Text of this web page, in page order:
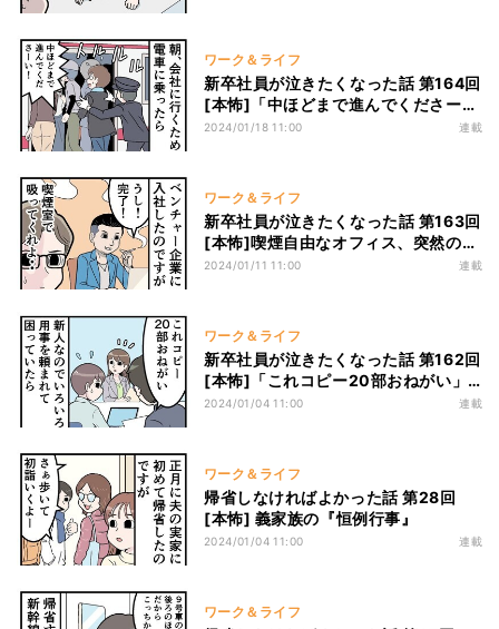
ワーク＆ライフ
新卒社員が泣きたくなった話 第164回
[本怖]「中ほどまで進んでくださー
い!」大混雑の通勤電車で起きた悲劇
2024/01/18 11:00 連載
ワーク＆ライフ
新卒社員が泣きたくなった話 第163回
[本怖]喫煙自由なオフィス、突然の飲
み会etc...入社したベンチャー企業は
2024/01/11 11:00 連載
ワーク＆ライフ
新卒社員が泣きたくなった話 第162回
[本怖]「これコピー20部おねがい」
色々と用事を頼まれあたふたしていた
2024/01/04 11:00 連載
ワーク＆ライフ
帰省しなければよかった話 第28回
[本怖] 義家族の『恒例行事』
2024/01/04 11:00 連載
ワーク＆ライフ